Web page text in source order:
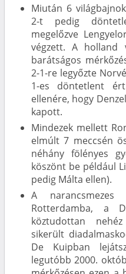
Miután 6
2-t pedig
megelőzve
végzett. A holland
barátságos
2-1-re legyőzte
1-es döntetlent
ellenére, hogy
kapott.
Mindezek mellett
elmúlt 7 meccsén
néhány fölényes
köszönt be például
pedig Málta ellen).
A
Rotterdamba, a
köztudottan
sikerült
De Kuipban
legutóbb 2000.